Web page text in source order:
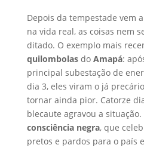
Depois da tempestade vem
na vida real, as coisas nem
ditado. O exemplo mais
quilombolasdo Amapá:
principal subestação de
dia 3, eles viram o já
tornar ainda pior. Catorze
blecaute agravou a
consciência negra, que
pretos e pardos para o país